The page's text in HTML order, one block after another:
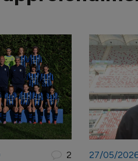
2 27/05/